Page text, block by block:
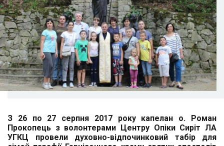
З 26 по 27 серпня 2017 року капелан о. Роман
Прокопець з волонтерами Центру Опіки Сиріт ЛА
УГКЦ провели духовно-відпочинковий табір для